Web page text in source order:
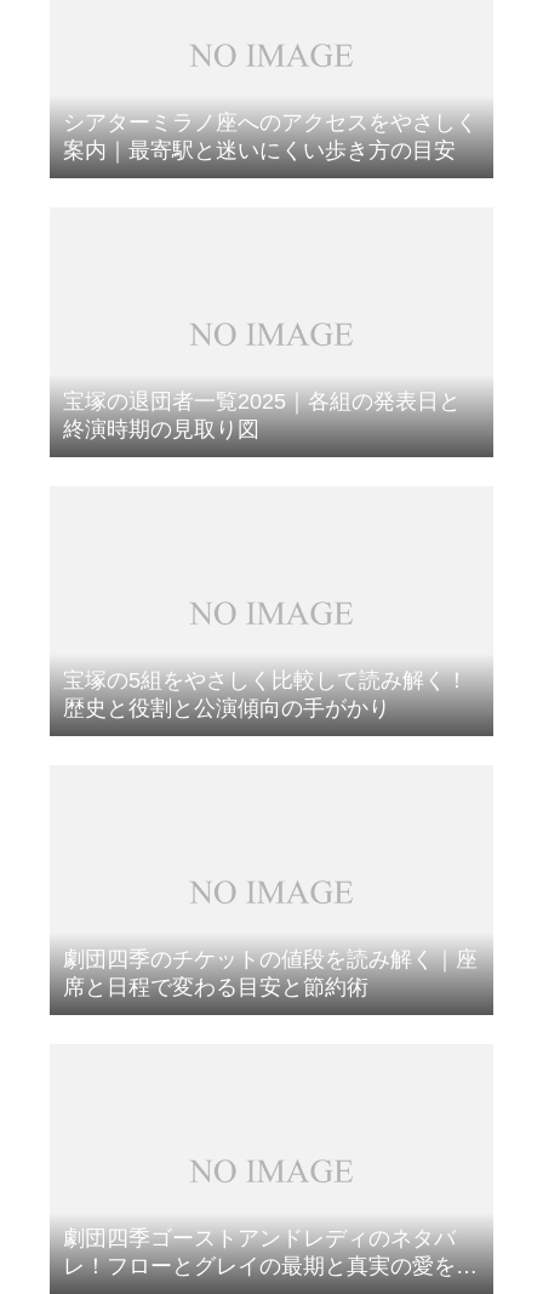
シアターミラノ座へのアクセスをやさしく
案内｜最寄駅と迷いにくい歩き方の目安
宝塚の退団者一覧2025｜各組の発表日と
終演時期の見取り図
宝塚の5組をやさしく比較して読み解く！
歴史と役割と公演傾向の手がかり
劇団四季のチケットの値段を読み解く｜座
席と日程で変わる目安と節約術
劇団四季ゴーストアンドレディのネタバ
レ！フローとグレイの最期と真実の愛を語